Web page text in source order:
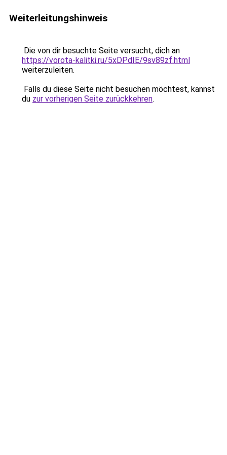
Weiterleitungshinweis
Die von dir besuchte Seite versucht, dich an
https://vorota-kalitki.ru/5xDPdIE/9sv89zf.html
weiterzuleiten.
Falls du diese Seite nicht besuchen möchtest, kannst
du zur vorherigen Seite zurückkehren.